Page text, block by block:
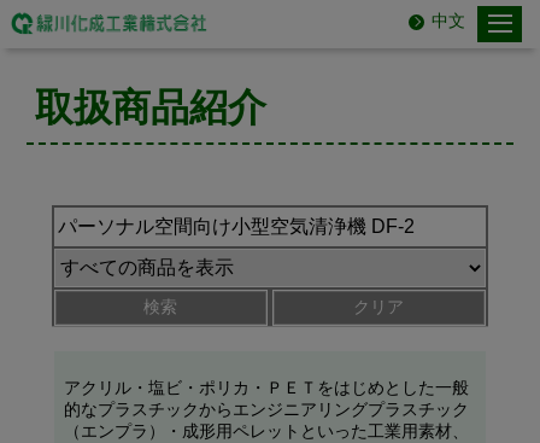
中文
取扱商品紹介
検索 クリア
アクリル・塩ビ・ポリカ・ＰＥＴをはじめとした一般
的なプラスチックからエンジニアリングプラスチック
（エンプラ）・成形用ペレットといった工業用素材、